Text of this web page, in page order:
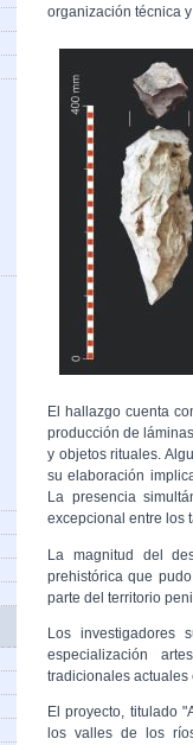
organización técnica
El hallazgo cuenta
producción de
y objetos rituales.
su elaboración
La presencia
excepcional entre los
La magnitud del
prehistórica que
parte del territorio
Los investigadores
especialización
tradicionales actuales
El proyecto, titulado
los valles de los